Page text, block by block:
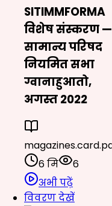
SITIMMFORMA
विशेष संस्करण —
सामान्य परिषद
नियमित सभा
ग्वानाहुआतो,
अगस्त 2022
6 मि
6
अभी पढ़ें
विवरण देखें